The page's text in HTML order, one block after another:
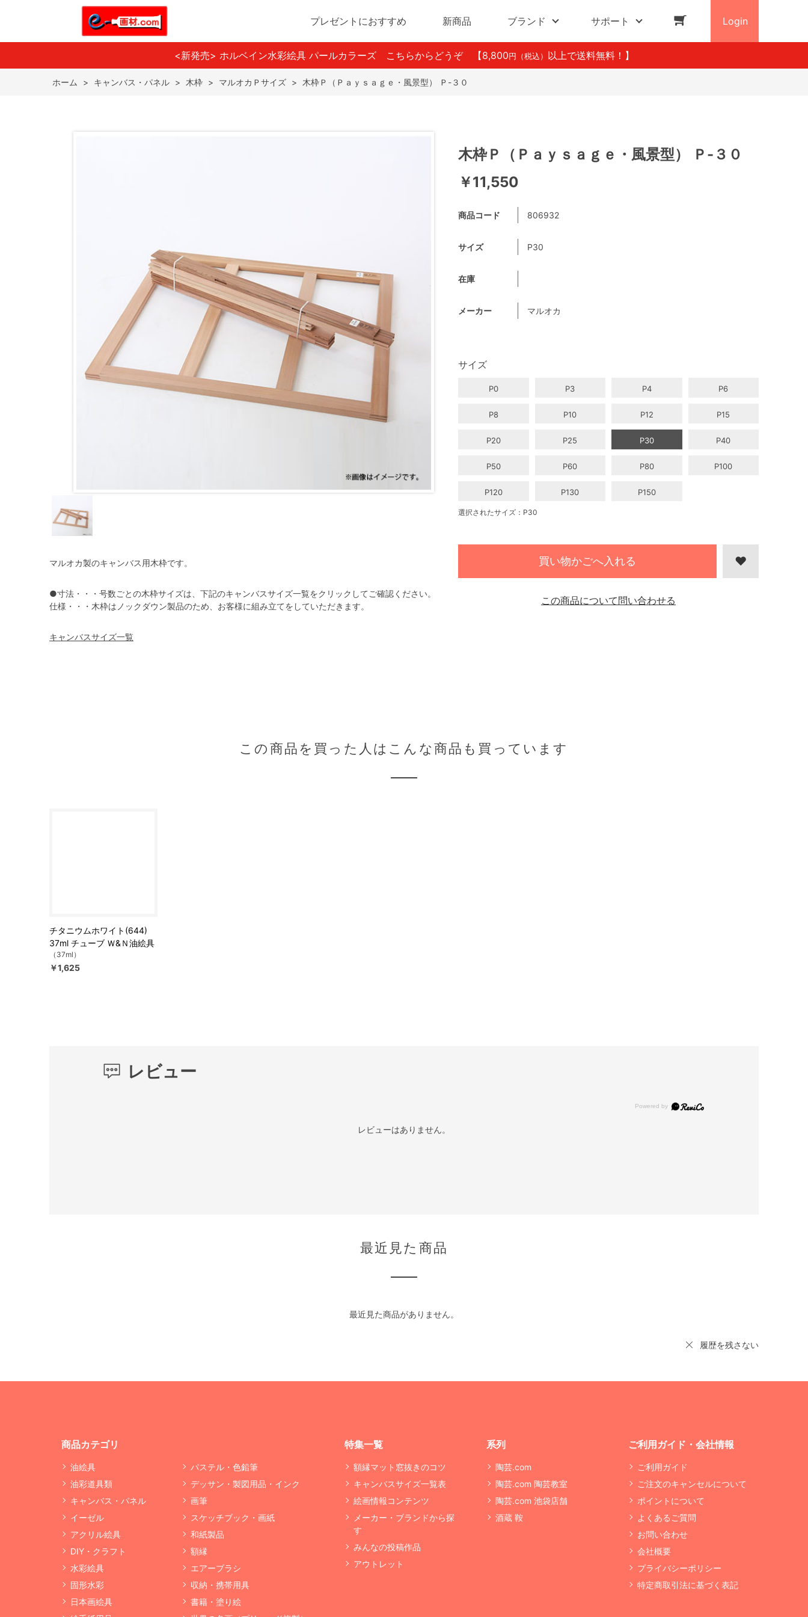
プレゼントにおすすめ 新商品 ブランド サポート Login
<新発売> ホルベイン水彩絵具 パールカラーズ こちらからどうぞ 【8,800 円（税込） 以上で送料無料！】
ホーム > キャンバス・パネル > 木枠 > マルオカＰサイズ > 木枠Ｐ（Ｐａｙｓａｇｅ・風景型） Ｐ-３０
マルオカ製のキャンバス用木枠です。
●寸法・・・号数ごとの木枠サイズは、下記のキャンバスサイズ一覧をクリックしてご確認ください。
仕様・・・木枠はノックダウン製品のため、お客様に組み立てをしていただきます。
キャンバスサイズ一覧
木枠Ｐ（Ｐａｙｓａｇｅ・風景型） Ｐ-３０
￥11,550
商品コード 806932
サイズ P30
在庫
メーカー マルオカ
サイズ
P0 P3 P4 P6
P8 P10 P12 P15
P20 P25 P30 P40
P50 P60 P80 P100
P120 P130 P150
選択されたサイズ：P30
買い物かごへ入れる
この商品について問い合わせる
この商品を買った人はこんな商品も買っています
チタニウムホワイト(644)
37ml チューブ Ｗ&Ｎ油絵具
（37ml）
￥1,625
レビュー
レビューはありません。
最近見た商品
最近見た商品がありません。
履歴を残さない
商品カテゴリ
油絵具
油彩道具類
キャンバス・パネル
イーゼル
アクリル絵具
DIY・クラフト
水彩絵具
固形水彩
日本画絵具
パステル・色鉛筆
デッサン・製図用品・インク
画筆
スケッチブック・画紙
和紙製品
額縁
エアーブラシ
収納・携帯用具
書籍・塗り絵
特集一覧
額縁マット窓抜きのコツ
キャンバスサイズ一覧表
絵画情報コンテンツ
メーカー・ブランドから探
す
みんなの投稿作品
アウトレット
系列
陶芸.com
陶芸.com 陶芸教室
陶芸.com 池袋店舗
酒蔵 鞍
ご利用ガイド・会社情報
ご利用ガイド
ご注文のキャンセルについて
ポイントについて
よくあるご質問
お問い合わせ
会社概要
プライバシーポリシー
特定商取引法に基づく表記